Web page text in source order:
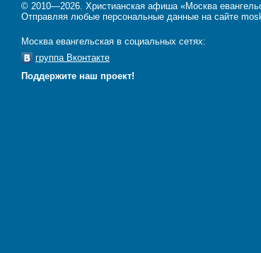
© 2010—2026. Христианская афиша «Москва
Отправляя любые персональные данные на сайте
Москва евангельская в социальных сетях:
группа Вконтакте
Поддержите наш проект!